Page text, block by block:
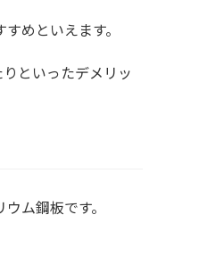
めといえます。
といったデメリッ
ム鋼板です。